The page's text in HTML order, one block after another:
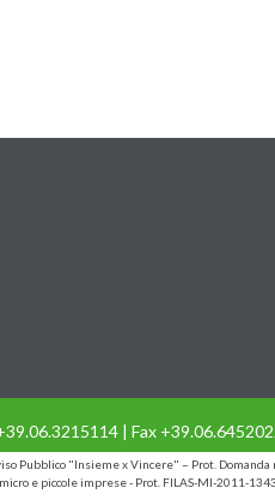
| Fax
Pubblico "Insieme x Vincere" – Prot. Domanda
e piccole imprese - Prot. FILAS-MI-2011-